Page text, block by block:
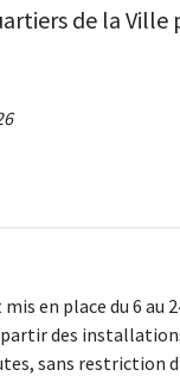
de la
en place du 6
des
sans restriction